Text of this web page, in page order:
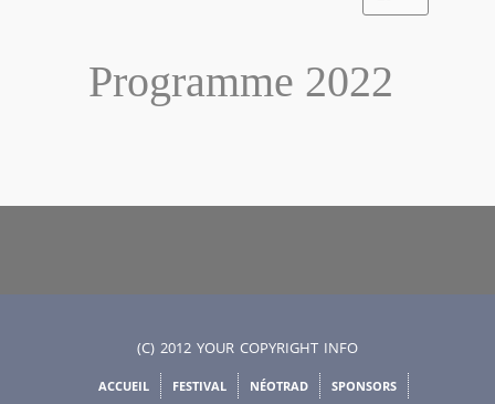
Programme 2022
(C) 2012 YOUR COPYRIGHT INFO
ACCUEIL FESTIVAL NÉOTRAD SPONSORS